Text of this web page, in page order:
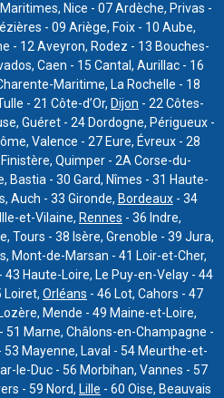
Nice - 07 Ardèche, Privas -
- 09 Ariège, Foix - 10 Aube,
- 12 Aveyron, Rodez - 13 Bouches-
Caen - 15 Cantal, Aurillac - 16
Maritime, La Rochelle - 18
- 21 Côte-d’Or, Dijon - 22 Côtes-
Guéret - 24 Dordogne, Périgueux -
Valence - 27 Eure, Évreux - 28
Quimper - 2A Corse-du-
Bastia - 30 Gard, Nîmes - 31 Haute-
Auch - 33 Gironde, Bordeaux- 34
et-Vilaine, Rennes - 36 Indre,
Tours - 38 Isère, Grenoble - 39 Jura,
Mont-de-Marsan - 41 Loir-et-Cher,
43 Haute-Loire, Le Puy-en-Velay - 44
Loiret, Orléans - 46 Lot, Cahors - 47
Mende - 49 Maine-et-Loire,
51 Marne, Châlons-en-Champagne -
Mayenne, Laval - 54 Meurthe-et-
le-Duc - 56 Morbihan, Vannes - 57
- 59 Nord, Lille - 60 Oise, Beauvais